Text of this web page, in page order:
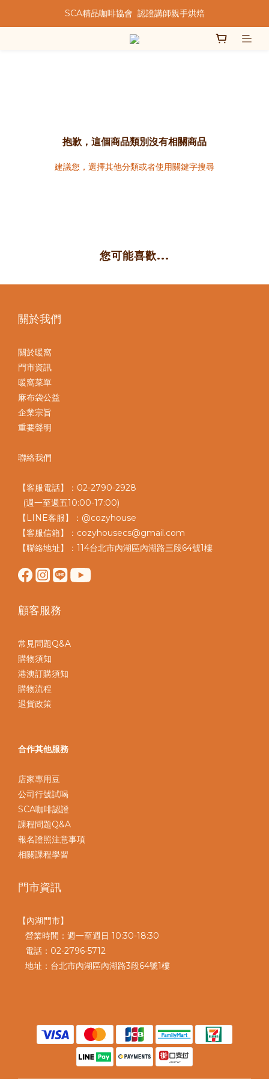
★★歡迎來到暖窩咖啡★★
SCA精品咖啡協會  認證講師親手烘焙
★★歡迎來到暖窩咖啡★★
抱歉，這個商品類別沒有相關商品
建議您，選擇其他分類或者使用關鍵字搜尋
您可能喜歡...
關於我們
關於暖窩
門市資訊
暖窩菜單
麻布袋公益
企業宗旨
重要聲明
聯絡我們
【客服電話】：02-2790-2928
(週一至週五10:00-17:00)
【LINE客服】：@cozyhouse
【客服信箱】：cozyhousecs@gmail.com
【聯絡地址】：114台北市內湖區內湖路三段64號1樓
顧客服務
常見問題Q&A
購物須知
港澳訂購須知
購物流程
退貨政策
合作其他服務
店家專用豆
公司行號試喝
SCA咖啡認證
課程問題Q&A
報名證照注意事項
相關課程學習
門市資訊
【內湖門市】
營業時間：週一至週日 10:30-18:30
電話：02-2796-5712
地址：台北市內湖區內湖路3段64號1樓